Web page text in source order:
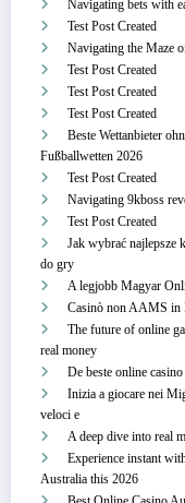
Navigating bets with
Test Post Created
Navigating the Maze
Test Post Created
Test Post Created
Test Post Created
Beste Wettanbieter
Fußballwetten 2026
Test Post Created
Navigating 9kboss
Test Post Created
Jak wybrać najlepsze
do gry
A legjobb Magyar
Casinò non AAMS in
The future of online
real money
De beste online
Inizia a giocare nei
veloci e
A deep dive into real
Experience instant
Australia this 2026